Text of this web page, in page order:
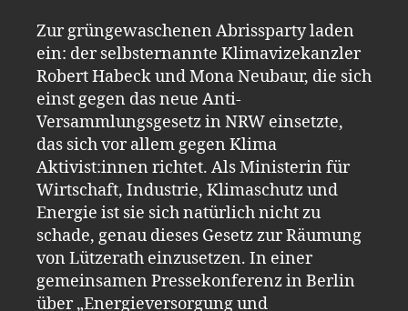
Zur grüngewaschenen Abrissparty laden
ein: der selbsternannte Klimavizekanzler
Robert Habeck und Mona Neubaur, die sich
einst gegen das neue Anti-
Versammlungsgesetz in NRW einsetzte,
das sich vor allem gegen Klima
Aktivist:innen richtet. Als Ministerin für
Wirtschaft, Industrie, Klimaschutz und
Energie ist sie sich natürlich nicht zu
schade, genau dieses Gesetz zur Räumung
von Lützerath einzusetzen. In einer
gemeinsamen Pressekonferenz in Berlin
über „Energieversorgung und